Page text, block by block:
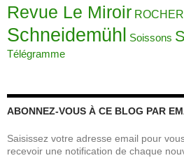
Revue Le Miroir ROCHER
Schneidemühl Soissons
Télégramme
ABONNEZ-VOUS À CE BLOG PAR
Saisissez votre adresse email pour
recevoir une notification de chaque